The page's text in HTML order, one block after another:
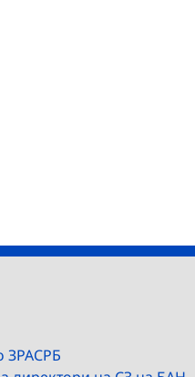
ЗРАСРБ